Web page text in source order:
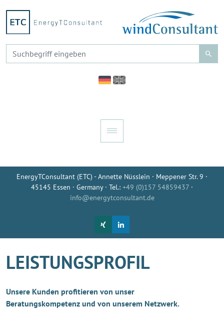
EnergyTConsultant (ETC) - Annette Nüsslein · Meppener Str. 9 ·
45145 Essen · Germany · Tel.: +49 (0)157 54859437 ·
info@energytconsultant.de
LEISTUNGSPROFIL
Unsere Kunden profitieren von unser
Beratungskompetenz und von unserem Netzwerk.